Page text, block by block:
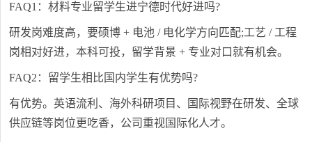
FAQ1：材料专业留学生进宁德时代好进吗?
研发岗难度高，要硕博 + 电池 / 电化学方向匹配;工艺 / 工程
岗相对好进，本科可投，留学背景 + 专业对口就有机会。
FAQ2：留学生相比国内学生有优势吗?
有优势。英语流利、海外科研项目、国际视野在研发、全球
供应链等岗位更吃香，公司重视国际化人才。